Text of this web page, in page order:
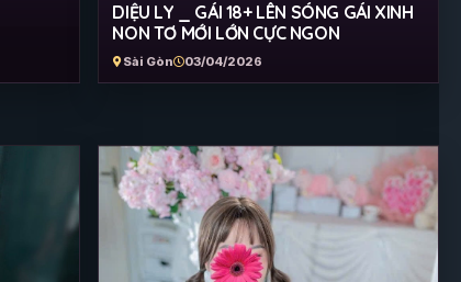
DIỆU LY _ GÁI 18+ LÊN SÓNG GÁI XINH
NON TƠ MỚI LỚN CỰC NGON
Sài Gòn 03/04/2026